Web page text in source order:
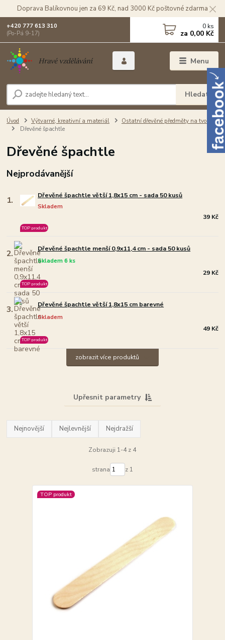
Doprava Balíkovnou jen za 69 Kč, nad 3000 Kč poštovné zdarma
Menu
Hledat
+420 777 613 310
(Po-Pá 9-17)
0 ks
za 0,00 Kč
Úvod Výtvarné, kreativní a materiál
Ostatní dřevěné předměty na tvorbu
Dřevěné špachtle
Dřevěné špachtle
Nejprodávanější
1. Dřevěné špachtle větší 1,8x15 cm - sada 50 kusů
Skladem
TOP produkt
39 Kč
2. Dřevěné špachtle menší 0,9x11,4 cm - sada 50 kusů
Skladem 6 ks
TOP produkt
29 Kč
3. Dřevěné špachtle větší 1,8x15 cm barevné
Skladem
TOP produkt
49 Kč
zobrazit více produktů
Upřesnit parametry
Nejnovější Nejlevnější Nejdražší
Zobrazuji 1-4 z 4
strana z 1
TOP produkt